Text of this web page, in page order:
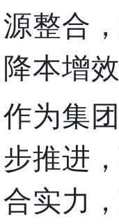
源整合
降本增
作为集
步推进
合实力